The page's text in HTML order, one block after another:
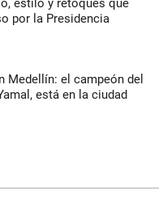
por la Presidencia
Medellín: el campeón del
está en la ciudad